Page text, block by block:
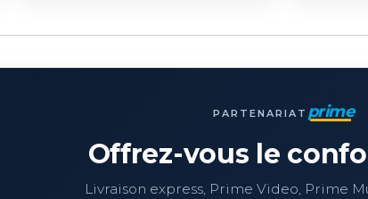
PARTENARIAT prime
Offrez-vous le
Livraison express, Prime Video, Prime